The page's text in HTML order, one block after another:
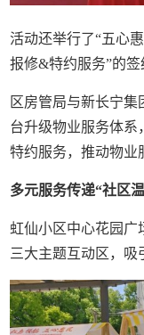
活动还举行了“五心
报修&特约服务”的签
区房管局与新长宁集
台升级物业服务体系
特约服务，推动物业
多元服务传递“社区
虹仙小区中心花园广
三大主题互动区，吸